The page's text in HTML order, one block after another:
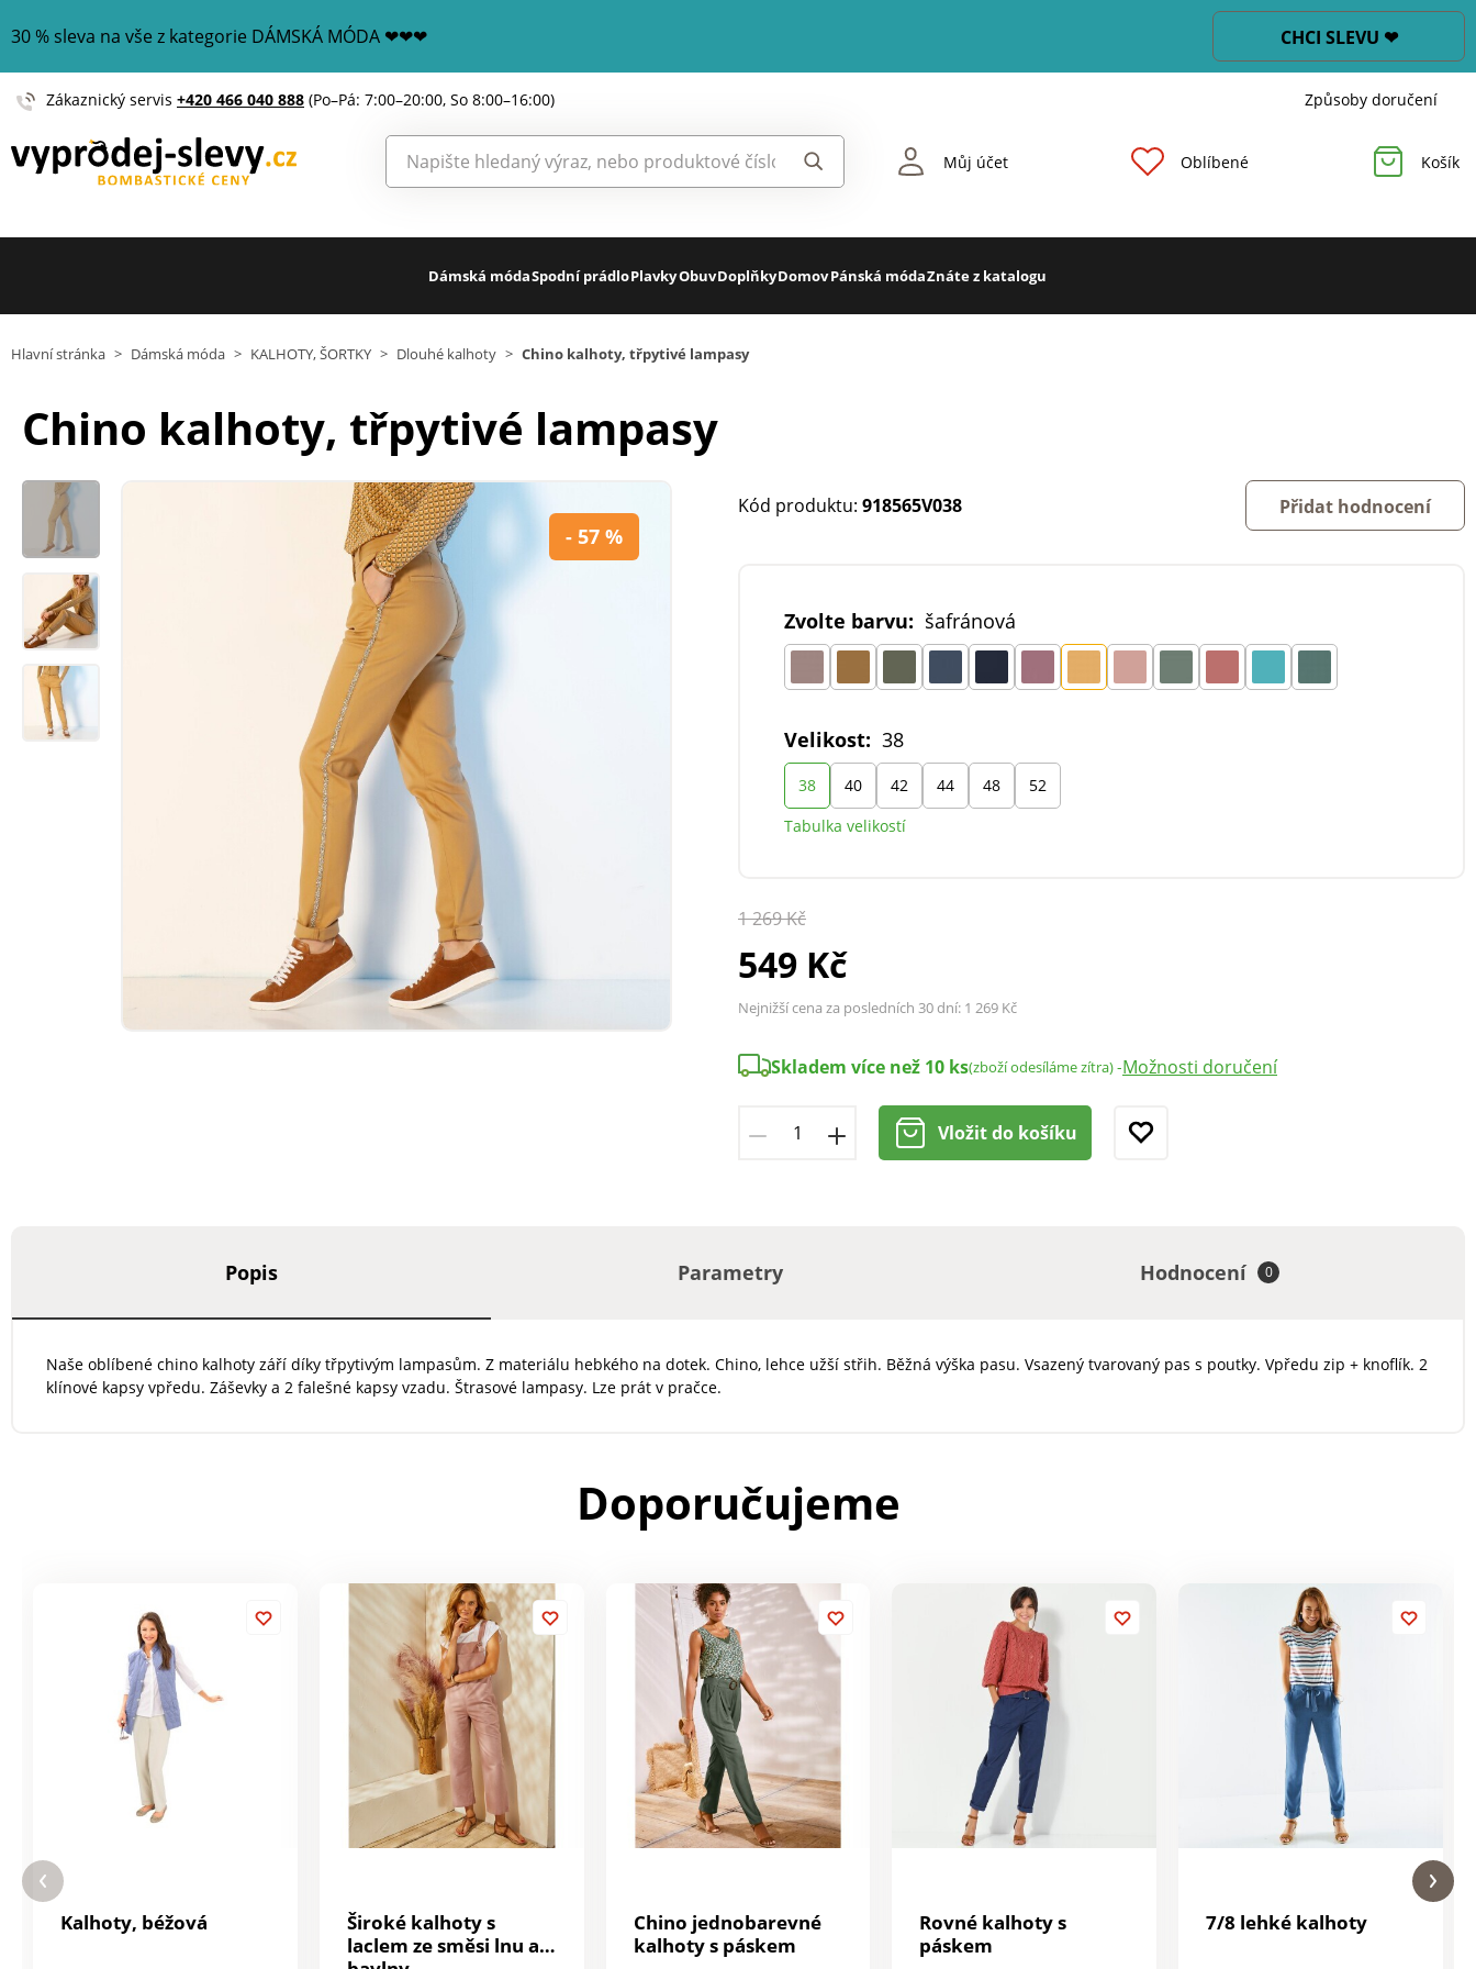
30 % sleva na vše z kategorie DÁMSKÁ MÓDA ❤❤❤ CHCI SLEVU ❤
Zákaznický servis +420 466 040 888 (Po–Pá: 7:00–20:00, So 8:00–16:00) Způsoby doručení
Můj účet Oblíbené Košík
Dámská módaSpodní prádloPlavkyObuvDoplňkyDomovPánská módaZnáte z katalogu
Hlavní stránka > Dámská móda > KALHOTY, ŠORTKY > Dlouhé kalhoty > Chino kalhoty, třpytivé lampasy
Chino kalhoty, třpytivé lampasy
- 57 %
Kód produktu: 918565V038 Přidat hodnocení
Zvolte barvu: šafránová
Velikost: 38
38 40 42 44 48
52
Tabulka velikostí
1 269 Kč
549 Kč
Nejnižší cena za posledních 30 dní: 1 269 Kč
Skladem více než 10 ks(zboží odesíláme zítra)-Možnosti doručení
Vložit do košíku
Popis Parametry Hodnocení 0
Naše oblíbené chino kalhoty září díky třpytivým lampasům. Z materiálu hebkého na dotek. Chino, lehce užší střih. Běžná výška pasu. Vsazený tvarovaný pas s poutky. Vpředu zip + knoflík. 2
klínové kapsy vpředu. Záševky a 2 falešné kapsy vzadu. Štrasové lampasy. Lze prát v pračce.
Doporučujeme
Kalhoty, béžová
Široké kalhoty s
laclem ze směsi lnu a
Chino jednobarevné
kalhoty s páskem
Rovné kalhoty s
páskem
7/8 lehké kalhoty